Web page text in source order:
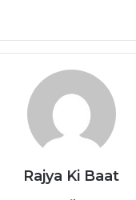
Rajya Ki Baat